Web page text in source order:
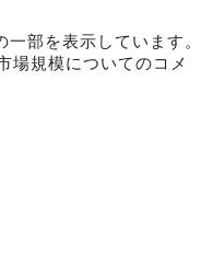
部を表示しています。
場規模についてのコメ